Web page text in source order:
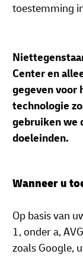
toestemming
Center en
gegeven voor
technologie
gebruiken we
doeleinden.
Wanneer u
Op basis van
1, onder a,
zoals Google,